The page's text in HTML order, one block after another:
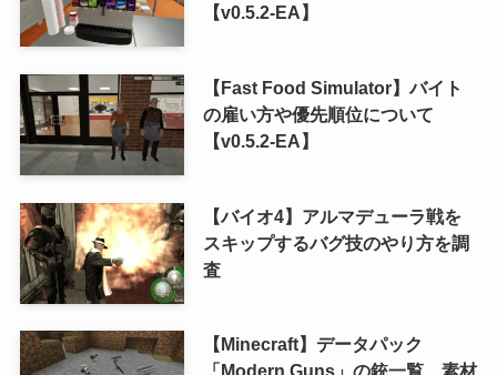
【v0.5.2-EA】
【Fast Food Simulator】バイト
の雇い方や優先順位について
【v0.5.2-EA】
【バイオ4】アルマデューラ戦を
スキップするバグ技のやり方を調
査
【Minecraft】データパック